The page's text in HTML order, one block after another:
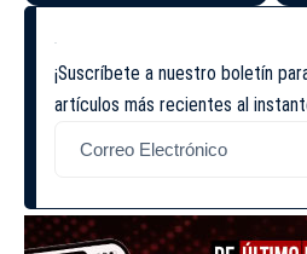
¡Suscríbete a nuestro boletín
artículos más recientes al